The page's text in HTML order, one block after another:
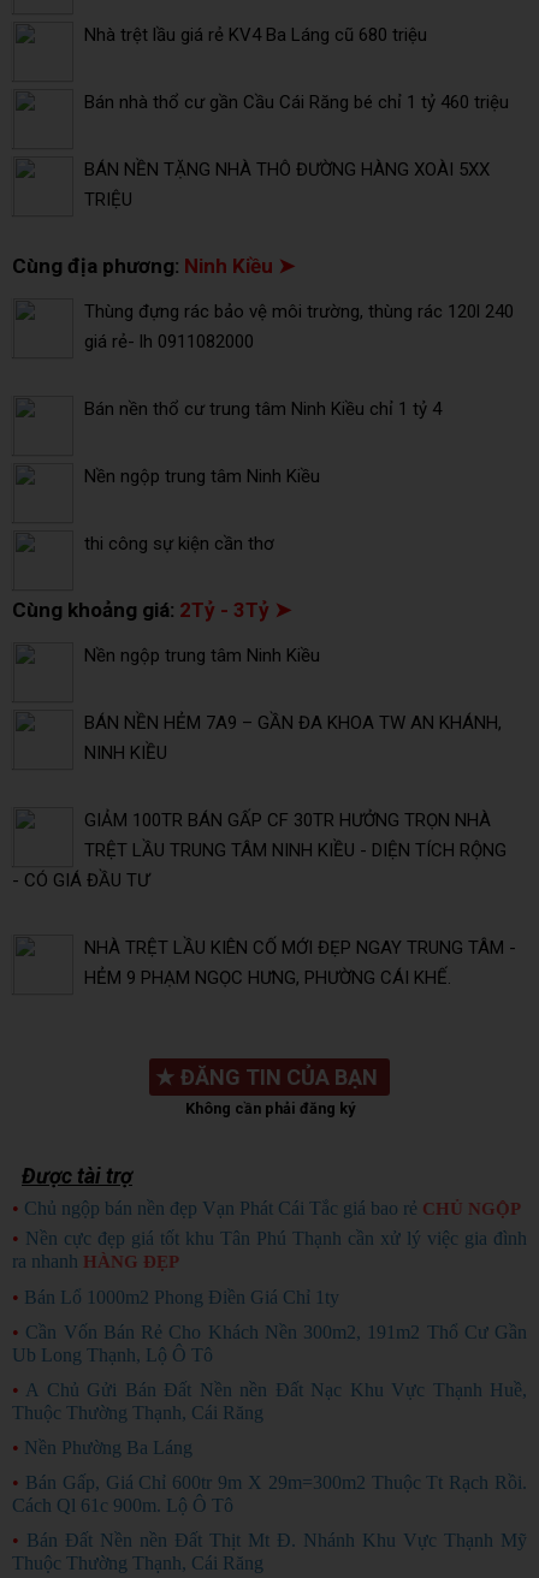
Nhà trệt lầu giá rẻ KV4 Ba Láng cũ 680 triệu
Bán nhà thổ cư gần Cầu Cái Răng bé chỉ 1 tỷ 460 triệu
BÁN NỀN TẶNG NHÀ THÔ ĐƯỜNG HÀNG XOÀI 5XX
TRIỆU
Cùng địa phương: Ninh Kiều ➤
Thùng đựng rác bảo vệ môi trường, thùng rác 120l 240
giá rẻ- lh 0911082000
Bán nền thổ cư trung tâm Ninh Kiều chỉ 1 tỷ 4
Nền ngộp trung tâm Ninh Kiều
thi công sự kiện cần thơ
Cùng khoảng giá: 2Tỷ - 3Tỷ ➤
Nền ngộp trung tâm Ninh Kiều
BÁN NỀN HẺM 7A9 – GẦN ĐA KHOA TW AN KHÁNH,
NINH KIỀU
GIẢM 100TR BÁN GẤP CF 30TR HƯỞNG TRỌN NHÀ
TRỆT LẦU TRUNG TÂM NINH KIỀU - DIỆN TÍCH RỘNG
- CÓ GIÁ ĐẦU TƯ
NHÀ TRỆT LẦU KIÊN CỐ MỚI ĐẸP NGAY TRUNG TÂM -
HẺM 9 PHẠM NGỌC HƯNG, PHƯỜNG CÁI KHẾ.
★ ĐĂNG TIN CỦA BẠN
Không cần phải đăng ký
Được tài trợ
• Chủ ngộp bán nền đẹp Vạn Phát Cái Tắc giá bao rẻ CHỦ NGỘP
• Nền cực đẹp giá tốt khu Tân Phú Thạnh cần xử lý việc gia đình
ra nhanh HÀNG ĐẸP
• Bán Lổ 1000m2 Phong Điền Giá Chỉ 1ty
• Cần Vốn Bán Rẻ Cho Khách Nền 300m2, 191m2 Thổ Cư Gần
Ub Long Thạnh, Lộ Ô Tô
• A Chủ Gửi Bán Đất Nền nền Đất Nạc Khu Vực Thạnh Huề,
Thuộc Thường Thạnh, Cái Răng
• Nền Phường Ba Láng
• Bán Gấp, Giá Chỉ 600tr 9m X 29m=300m2 Thuộc Tt Rạch Rồi.
Cách Ql 61c 900m. Lộ Ô Tô
• Bán Đất Nền nền Đất Thịt Mt Đ. Nhánh Khu Vực Thạnh Mỹ
Thuộc Thường Thạnh, Cái Răng